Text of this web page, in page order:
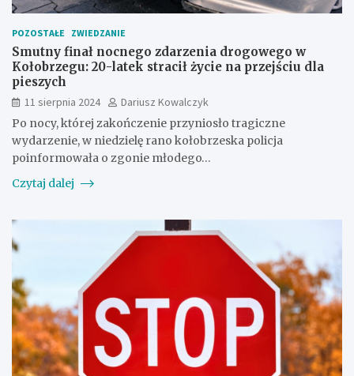
POZOSTAŁE ZWIEDZANIE
Smutny finał nocnego zdarzenia drogowego w
Kołobrzegu: 20-latek stracił życie na przejściu dla
pieszych
11 sierpnia 2024
Dariusz Kowalczyk
Po nocy, której zakończenie przyniosło tragiczne
wydarzenie, w niedzielę rano kołobrzeska policja
poinformowała o zgonie młodego…
Czytaj dalej